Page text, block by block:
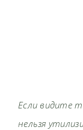
Если видите
нельзя